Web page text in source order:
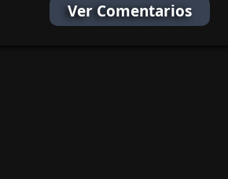
Ver Comentarios